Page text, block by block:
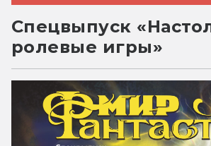
Спецвыпуск
ролевые игры»